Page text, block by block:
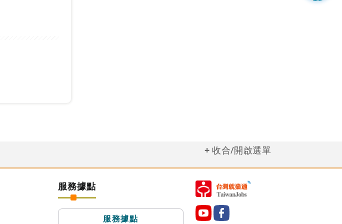
收合/開啟選單
服務據點
服務據點